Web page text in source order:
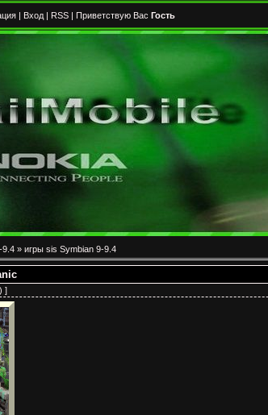
| Вход| RSS| Приветствую Вас Гость
9.4 » игры sis Symbian 9-9.4
]